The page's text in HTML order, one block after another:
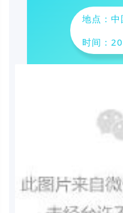
地点：中
时间：